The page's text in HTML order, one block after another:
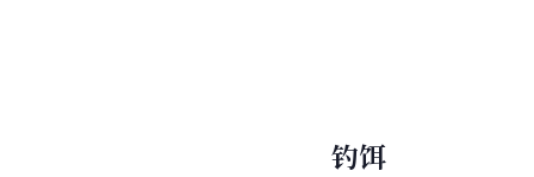
钓饵